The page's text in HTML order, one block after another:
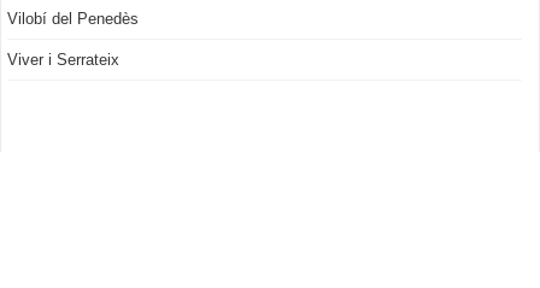
Vilobí del Penedès
Viver i Serrateix